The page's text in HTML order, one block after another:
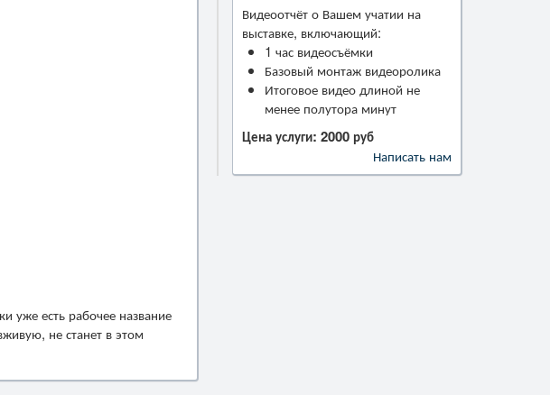
уже есть рабочее название
не станет в этом
Видеоотчёт о Вашем учатии на
выставке, включающий:
1 час видеосъёмки
Базовый монтаж видеоролика
Итоговое видео длиной не
менее полутора минут
Цена услуги: 2000 руб
Написать нам